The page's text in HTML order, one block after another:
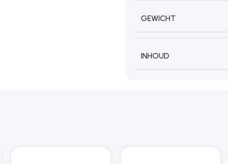
GEWICHT
INHOUD